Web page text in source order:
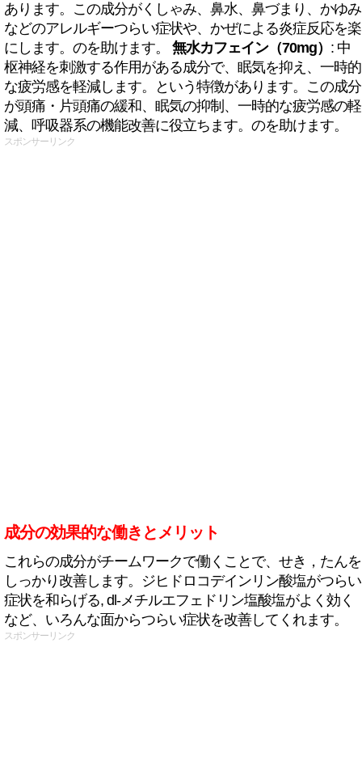
あります。この成分がくしゃみ、鼻水、鼻づまり、かゆみ
などのアレルギーつらい症状や、かぜによる炎症反応を楽
にします。のを助けます。 無水カフェイン（70mg） : 中
枢神経を刺激する作用がある成分で、眠気を抑え、一時的
な疲労感を軽減します。という特徴があります。この成分
が頭痛・片頭痛の緩和、眠気の抑制、一時的な疲労感の軽
減、呼吸器系の機能改善に役立ちます。のを助けます。
スポンサーリンク
成分の効果的な働きとメリット
これらの成分がチームワークで働くことで、せき，たんを
しっかり改善します。ジヒドロコデインリン酸塩がつらい
症状を和らげる, dl-メチルエフェドリン塩酸塩がよく効く
など、いろんな面からつらい症状を改善してくれます。
スポンサーリンク